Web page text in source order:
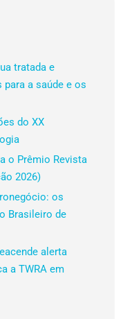
tratada e
a saúde e os
do XX
o Prêmio Revista
2026)
os
Brasileiro de
alerta
a TWRA em